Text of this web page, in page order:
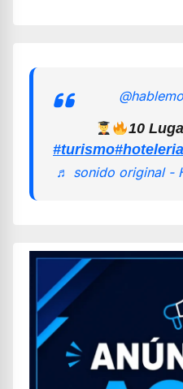
10
#turismo#hoteleria
♬ sonido original -